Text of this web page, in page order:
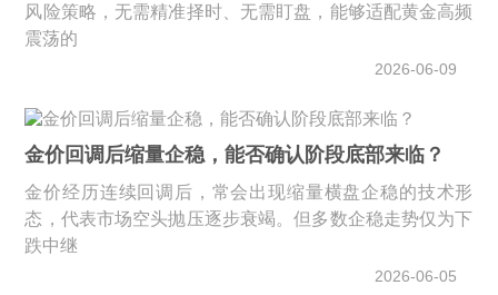
风险策略，无需精准择时、无需盯盘，能够适配黄金高频
震荡的
2026-06-09
金价回调后缩量企稳，能否确认阶段底部来临？
金价经历连续回调后，常会出现缩量横盘企稳的技术形
态，代表市场空头抛压逐步衰竭。但多数企稳走势仅为下
跌中继
2026-06-05